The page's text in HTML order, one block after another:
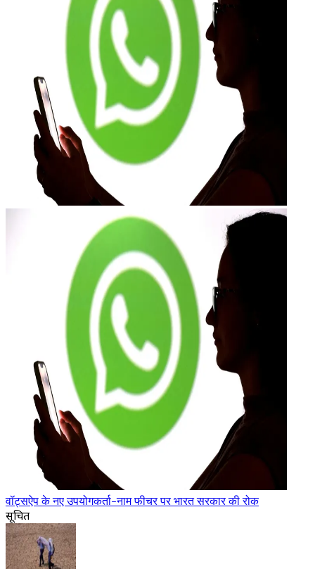
वॉट्सऐप के नए उपयोगकर्ता-नाम फीचर पर भारत सरकार की रोक
सूचित